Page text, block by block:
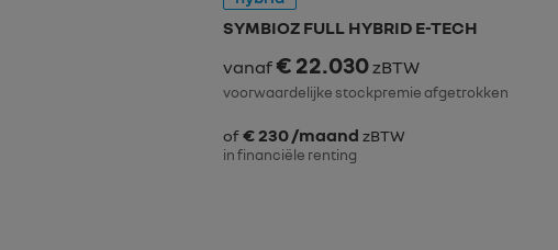
SYMBIOZ FULL HYBRID E-TECH
vanaf€ 22.030zBTW
voorwaardelijke stockpremie afgetrokken
of€ 230 /maand zBTW
in financiële renting